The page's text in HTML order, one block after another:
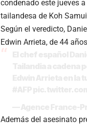
condenado este jueves
tailandesa de Koh
Según el veredicto,
Edwin Arrieta, de 44
Además del asesinato